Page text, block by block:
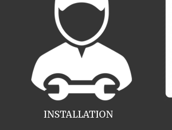
INSTALLATION